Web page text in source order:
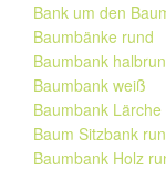
Bank um den
Baumbänke rund
Baumbank
Baumbank weiß
Baumbank Lärche
Baum Sitzbank
Baumbank Holz